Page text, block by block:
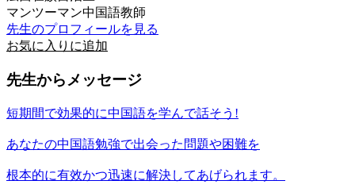
マンツーマン中国語教師
先生のプロフィールを見る
お気に入りに追加
先生からメッセージ
短期間で効果的に中国語を学んで話そう!
あなたの中国語勉強で出会った問題や困難を
根本的に有效かつ迅速に解決してあげられます。